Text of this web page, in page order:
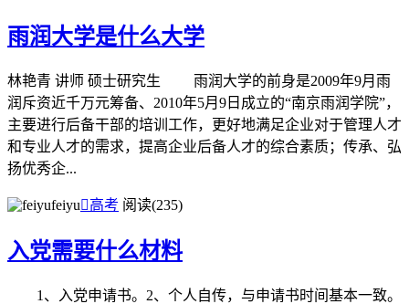
雨润大学是什么大学
林艳青 讲师 硕士研究生 雨润大学的前身是2009年9月雨
润斥资近千万元筹备、2010年5月9日成立的“南京雨润学院”，
主要进行后备干部的培训工作，更好地满足企业对于管理人才
和专业人才的需求，提高企业后备人才的综合素质；传承、弘
扬优秀企...
feiyu高考 阅读(235)
入党需要什么材料
1、入党申请书。2、个人自传，与申请书时间基本一致。